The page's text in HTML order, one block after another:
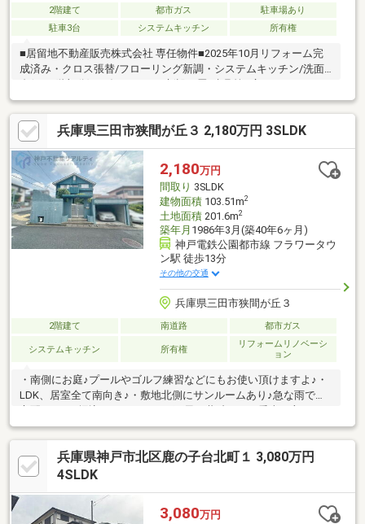
2階建て 都市ガス
駐車場あり
駐車3台
システムキッチン 所有権
■居留地不動産販売株式会社 専任物件■2025年10月リフォーム完
成済み・クロス張替/フローリング新調・システムキッチン/洗面
台(1・2階部分)・ダウンライト新設・畳/建具等■広々とした
4LDK×駐車場3台(車種制限有り)■徒歩5分圏内にスーパーがあり、
住環境◎■アクセス・神戸電鉄三田線「道場南口」駅 徒歩23分
兵庫県三田市狭間が丘３ 2,180万円 3SLDK
2,180万円
間取り 3SLDK
建物面積103.51m2
土地面積201.6m2
築年月 1986年3月(築40年6ヶ月)
神戸電鉄公園都市線 フラワータウ
ン駅 徒歩13分
その他の交通
兵庫県三田市狭間が丘３
2階建て 南道路 都市ガス
システムキッチン 所有権
リフォームリノベーシ
ョン
・南側にお庭♪プールやゴルフ練習などにもお使い頂けますよ♪・
LDK、居室全て南向き♪・敷地北側にサンルームあり♪急な雨でも
す！・2012年頃室内リフォーム歴ございます（リフォーム歴）ユ
ニットバス、トイレ、洗面台交換全室クロス貼替、一部CF貼替
等◇◆神戸不動産リアルティ◆◇私たちは神戸・西宮・明石エリ
ア密着の不動産売買専門会社です。ラジオ・TV CM「サンテレビ
放送中！物件の売却相談も承ります！
兵庫県神戸市北区鹿の子台北町１ 3,080万円
4SLDK
3,080万円